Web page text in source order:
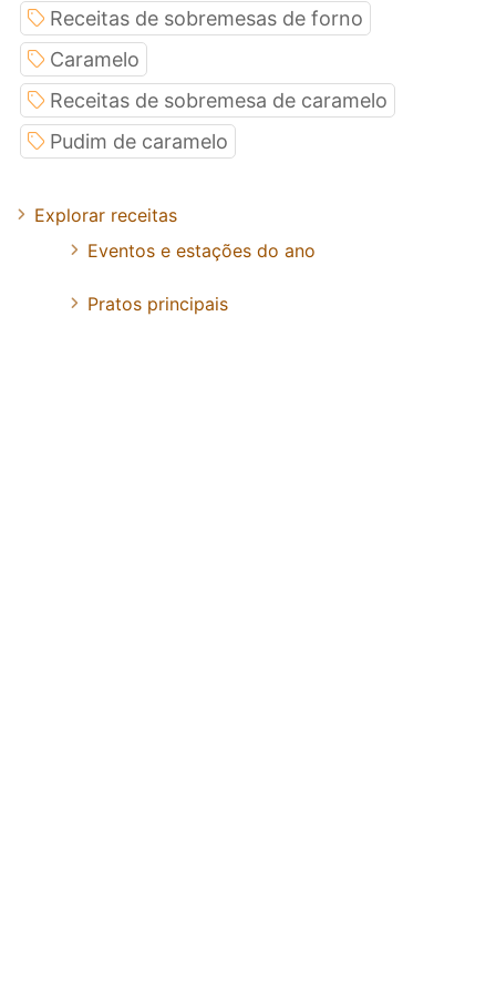
Receitas de sobremesas de forno
Caramelo
Receitas de sobremesa de caramelo
Pudim de caramelo
Explorar receitas
Eventos e estações do ano
Pratos principais